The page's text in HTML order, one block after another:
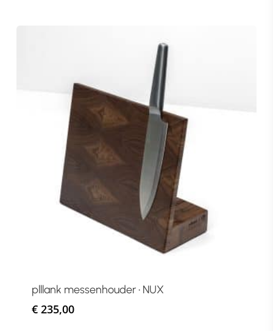
plllank messenhouder • NUX
€235,00